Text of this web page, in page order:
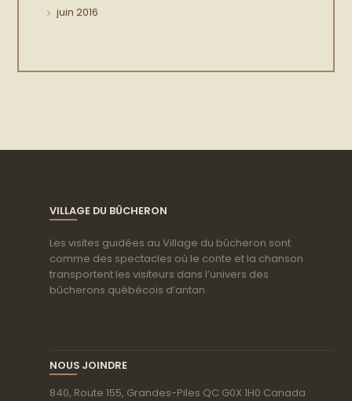
juin 2016
VILLAGE DU BÛCHERON
Les visites guidées au Village du bûcheron sont
comme des spectacles où le conte et la chanson
transportent les visiteurs dans l’univers des
bûcherons québécois d’antan.
NOUS JOINDRE
840, Route 155, Grandes-Piles QC G0X 1H0 Canada